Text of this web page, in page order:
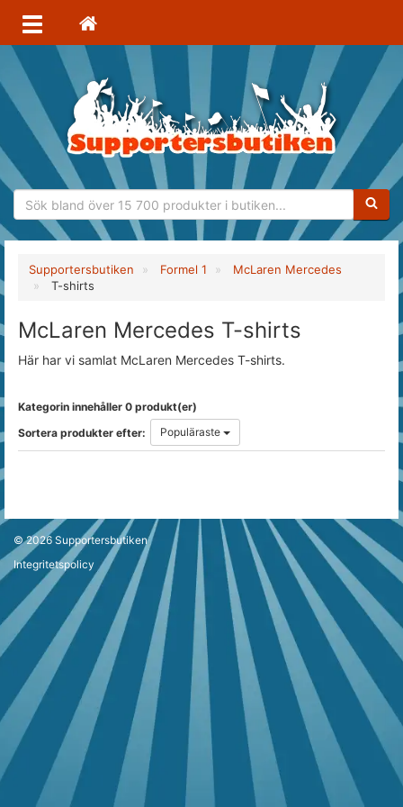
Supportersbutiken Formel 1
McLaren Mercedes
T-shirts
McLaren Mercedes T-shirts
Här har vi samlat McLaren Mercedes T-shirts.
Kategorin innehåller 0 produkt(er)
Sortera produkter efter:
Populäraste
© 2026 Supportersbutiken
Integritetspolicy